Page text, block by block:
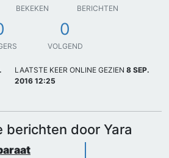
BEKEKEN BERICHTEN
0
VOLGEND
LAATSTE KEER ONLINE GEZIEN 8 SEP.
2016 12:25
berichten door Yara